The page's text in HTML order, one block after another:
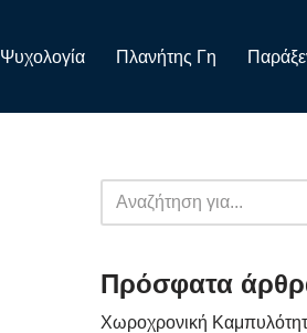
Ψυχολογία Πλανήτης Γη
Πρόσφατα
Χωροχρονική